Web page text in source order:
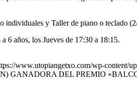
y Taller de piano o teclado
6 años, los Jueves de 17:30 a 18:15.
www.utopiangetxo.com/wp-content/
GANADORA DEL PREMIO